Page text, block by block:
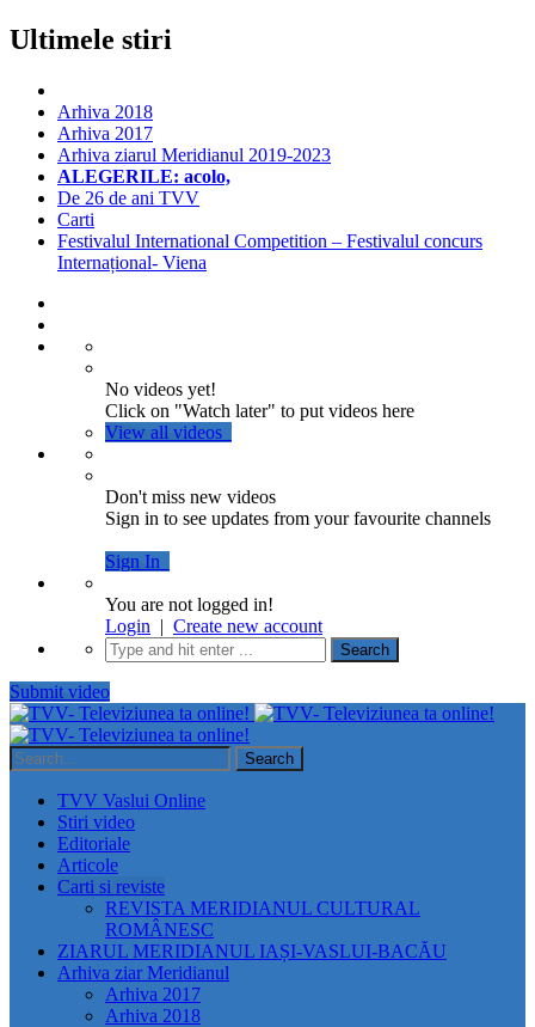
Ultimele stiri
Arhiva 2018
Arhiva 2017
Arhiva ziarul Meridianul 2019-2023
ALEGERILE: acolo,
De 26 de ani TVV
Carti
Festivalul International Competition – Festivalul concurs
Internațional- Viena
No videos yet!
Click on "Watch later" to put videos here
View all videos
Don't miss new videos
Sign in to see updates from your favourite channels
Sign In
You are not logged in!
Login | Create new account
Submit video
TVV Vaslui Online
Stiri video
Editoriale
Articole
Carti si reviste
REVISTA MERIDIANUL CULTURAL
ROMÂNESC
ZIARUL MERIDIANUL IAȘI-VASLUI-BACĂU
Arhiva ziar Meridianul
Arhiva 2017
Arhiva 2018